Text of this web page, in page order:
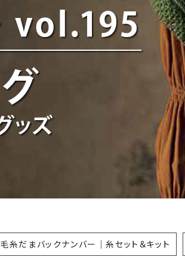
毛糸だまバックナンバー｜糸セット＆キット